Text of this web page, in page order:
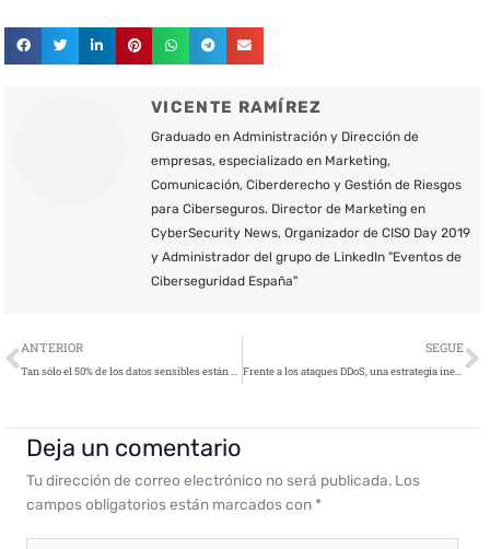
VICENTE RAMÍREZ
Graduado en Administración y Dirección de
empresas, especializado en Marketing,
Comunicación, Ciberderecho y Gestión de Riesgos
para Ciberseguros. Director de Marketing en
CyberSecurity News, Organizador de CISO Day 2019
y Administrador del grupo de LinkedIn "Eventos de
Ciberseguridad España"
Ant
ANTERIOR
Tan sólo el 50% de los datos sensibles están protegidos de forma segura
SEGUE
Frente a los ataques DDoS, una estrategia ineficaz deja a las empresas a los pies de los caballos
Deja un comentario
Tu dirección de correo electrónico no será publicada. Los
campos obligatorios están marcados con *